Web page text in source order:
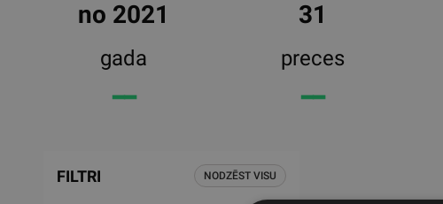
no 2021
gada
━━
31
preces
━━
FILTRI NODZĒST VISU